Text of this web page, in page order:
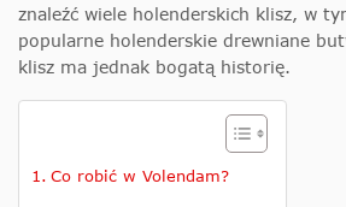
znaleźć wiele holenderskich klisz, w
popularne holenderskie drewniane
klisz ma jednak bogatą historię.
Co robić w Volendam?